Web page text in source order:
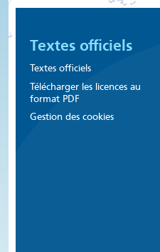
Textes officiels
Textes officiels
Télécharger les licences au
format PDF
Gestion des cookies